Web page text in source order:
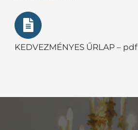
KEDVEZMÉNYES ŰRLAP – pdf